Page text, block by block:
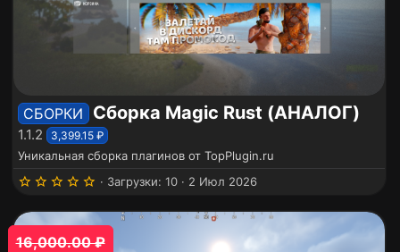
СБОРКИ Сборка Magic Rust (АНАЛОГ)
1.1.2 3,399.15 ₽
Уникальная сборка плагинов от TopPlugin.ru
5
з
в
Загрузки 10 2 Июл 2026
16,000.00 ₽